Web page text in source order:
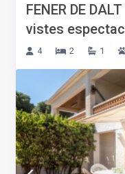
FENER DE
vistes
4 2 1